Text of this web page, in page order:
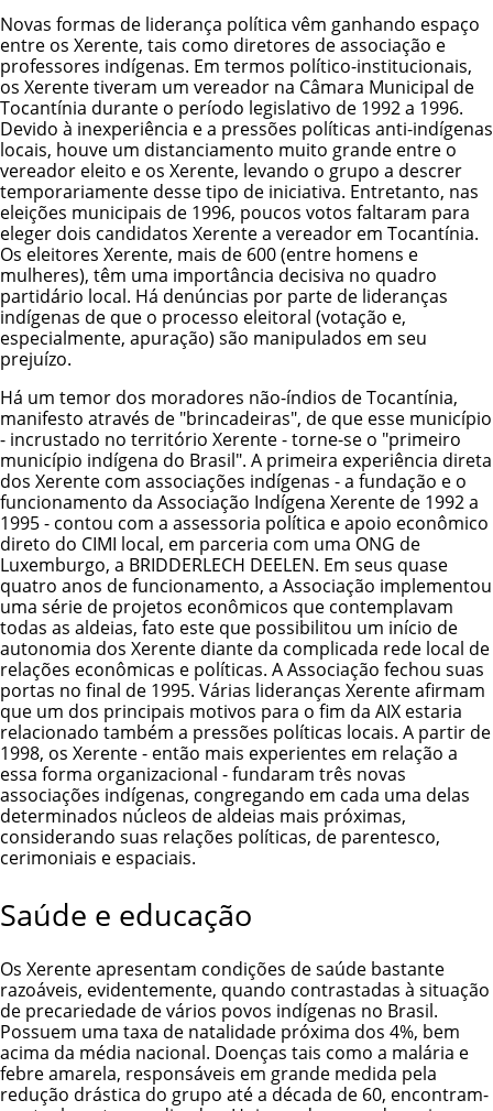
Novas formas de liderança política vêm ganhando espaço
entre os Xerente, tais como diretores de associação e
professores indígenas. Em termos político-institucionais,
os Xerente tiveram um vereador na Câmara Municipal de
Tocantínia durante o período legislativo de 1992 a 1996.
Devido à inexperiência e a pressões políticas anti-indígenas
locais, houve um distanciamento muito grande entre o
vereador eleito e os Xerente, levando o grupo a descrer
temporariamente desse tipo de iniciativa. Entretanto, nas
eleições municipais de 1996, poucos votos faltaram para
eleger dois candidatos Xerente a vereador em Tocantínia.
Os eleitores Xerente, mais de 600 (entre homens e
mulheres), têm uma importância decisiva no quadro
partidário local. Há denúncias por parte de lideranças
indígenas de que o processo eleitoral (votação e,
especialmente, apuração) são manipulados em seu
prejuízo.
Há um temor dos moradores não-índios de Tocantínia,
manifesto através de "brincadeiras", de que esse município
- incrustado no território Xerente - torne-se o "primeiro
município indígena do Brasil". A primeira experiência direta
dos Xerente com associações indígenas - a fundação e o
funcionamento da Associação Indígena Xerente de 1992 a
1995 - contou com a assessoria política e apoio econômico
direto do CIMI local, em parceria com uma ONG de
Luxemburgo, a BRIDDERLECH DEELEN. Em seus quase
quatro anos de funcionamento, a Associação implementou
uma série de projetos econômicos que contemplavam
todas as aldeias, fato este que possibilitou um início de
autonomia dos Xerente diante da complicada rede local de
relações econômicas e políticas. A Associação fechou suas
portas no final de 1995. Várias lideranças Xerente afirmam
que um dos principais motivos para o fim da AIX estaria
relacionado também a pressões políticas locais. A partir de
1998, os Xerente - então mais experientes em relação a
essa forma organizacional - fundaram três novas
associações indígenas, congregando em cada uma delas
determinados núcleos de aldeias mais próximas,
considerando suas relações políticas, de parentesco,
cerimoniais e espaciais.
Saúde e educação
Os Xerente apresentam condições de saúde bastante
razoáveis, evidentemente, quando contrastadas à situação
de precariedade de vários povos indígenas no Brasil.
Possuem uma taxa de natalidade próxima dos 4%, bem
acima da média nacional. Doenças tais como a malária e
febre amarela, responsáveis em grande medida pela
redução drástica do grupo até a década de 60, encontram-